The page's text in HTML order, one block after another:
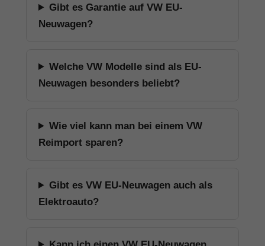
Gibt es Garantie auf VW EU-
Neuwagen?
Welche VW Modelle sind als EU-
Neuwagen besonders beliebt?
Wie viel kann man bei einem VW
Reimport sparen?
Gibt es VW EU-Neuwagen auch als
Elektroauto?